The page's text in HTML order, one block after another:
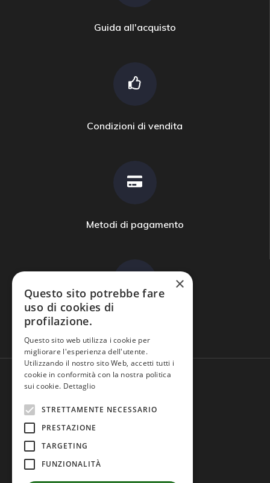
Guida all'acquisto
Condizioni di vendita
Metodi di pagamento
Domande frequenti
×
Questo sito potrebbe fare
uso di cookies di
profilazione.
Questo sito web utilizza i cookie per
migliorare l'esperienza dell'utente.
Utilizzando il nostro sito Web, accetti tutti i
cookie in conformità con la nostra politica
sui cookie. Dettaglio
STRETTAMENTE NECESSARIO
PRESTAZIONE
TARGETING
FUNZIONALITÀ